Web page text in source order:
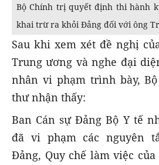
Bộ Chính trị quyết định thi hành
khai trừ ra khỏi Đảng đối với ông
Sau khi xem xét đề nghị
Trung ương và nghe đại
nhân vi phạm trình bày,
thư nhận thấy:
Ban Cán sự Đảng Bộ Y tế
đã vi phạm các nguyên
Đảng, Quy chế làm việc